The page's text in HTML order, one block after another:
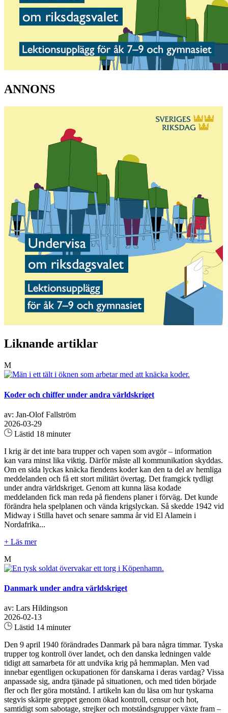
ANNONS
Liknande artiklar
M
Koder och chiffer under andra världskriget
av: Jan-Olof Fallström
2026-03-29
Lästid 18 minuter
I krig är det inte bara trupper och vapen som avgör – information
kan vara minst lika viktig. Därför måste all kommunikation skyddas.
Om en sida lyckas knäcka fiendens koder kan den ta del av hemliga
meddelanden och få ett stort militärt övertag. Det framgick tydligt
under andra världskriget. Genom att kunna läsa kodade
meddelanden fick man reda på fiendens planer i förväg. Det kunde
förändra hela spelplanen och vända krigslyckan. Så skedde 1942 vid
Midway i Stilla havet och senare samma år vid El Alamein i
Nordafrika...
+ Läs mer
M
Danmark under andra världskriget
av: Lars Hildingson
2026-02-13
Lästid 14 minuter
Den 9 april 1940 förändrades Danmark på bara några timmar. Tyska
trupper tog kontroll över landet, och den danska ledningen valde
tidigt att samarbeta för att undvika krig på hemmaplan. Men vad
innebar egentligen ockupationen för danskarna i deras vardag? Vissa
anpassade sig, andra tjänade på situationen, och med tiden började
fler och fler göra motstånd. I artikeln kan du läsa om hur tyskarna
stegvis skärpte greppet genom ökad kontroll, censur och hot,
samtidigt som sabotage, strejker och motståndsgrupper växte fram –